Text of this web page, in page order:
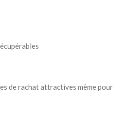
de rachat attractives même pour